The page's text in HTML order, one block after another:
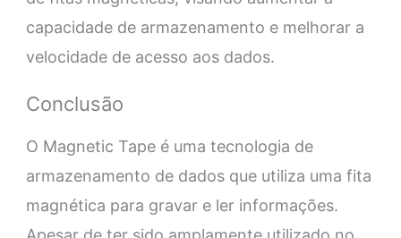
capacidade de armazenamento e melhorar a
velocidade de acesso aos dados.
Conclusão
O Magnetic Tape é uma tecnologia de
armazenamento de dados que utiliza uma fita
magnética para gravar e ler informações.